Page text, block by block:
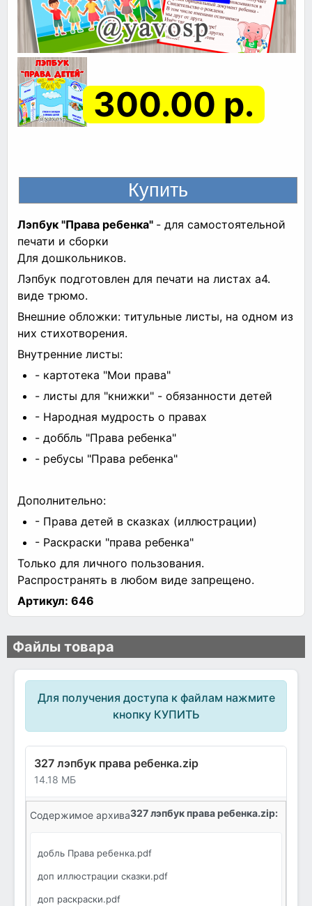
300.00 р.
Лэпбук "Права ребенка" - для самостоятельной
печати и сборки
Для дошкольников.
Лэпбук подготовлен для печати на листах а4.
виде трюмо.
Внешние обложки: титульные листы, на одном из
них стихотворения.
Внутренние листы:
- картотека "Мои права"
- листы для "книжки" - обязанности детей
- Народная мудрость о правах
- доббль "Права ребенка"
- ребусы "Права ребенка"
Дополнительно:
- Права детей в сказках (иллюстрации)
- Раскраски "права ребенка"
Только для личного пользования.
Распространять в любом виде запрещено.
Артикул: 646
Файлы товара
Для получения доступа к файлам нажмите
кнопку КУПИТЬ
327 лэпбук права ребенка.zip
14.18 МБ
Содержимое архива327 лэпбук права ребенка.zip:
добль Права ребенка.pdf
доп иллюстрации сказки.pdf
доп раскраски.pdf